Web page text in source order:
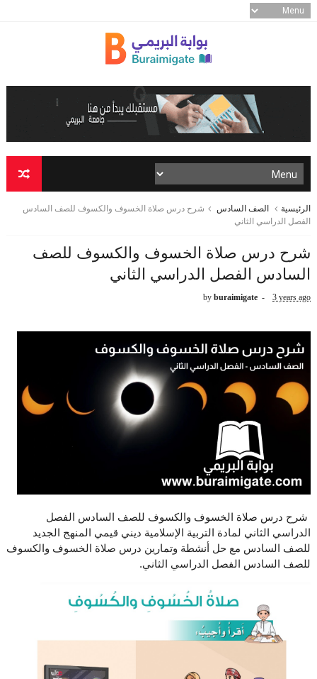
الرئيسية الصف السادس
شرح درس صلاة الخسوف والكسوف للصف السادس
الفصل الدراسي الثاني
شرح درس صلاة الخسوف والكسوف للصف
السادس الفصل الدراسي الثاني
byburaimigate 3 years ago
شرح درس صلاة الخسوف والكسوف للصف السادس الفصل
الدراسي الثاني لمادة التربية الإسلامية ديني قيمي المنهج الجديد
للصف السادس مع حل أنشطة وتمارين درس صلاة الخسوف والكسوف
للصف السادس الفصل الدراسي الثاني.